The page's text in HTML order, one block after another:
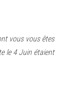
vous vous êtes
le 4 Juin étaient